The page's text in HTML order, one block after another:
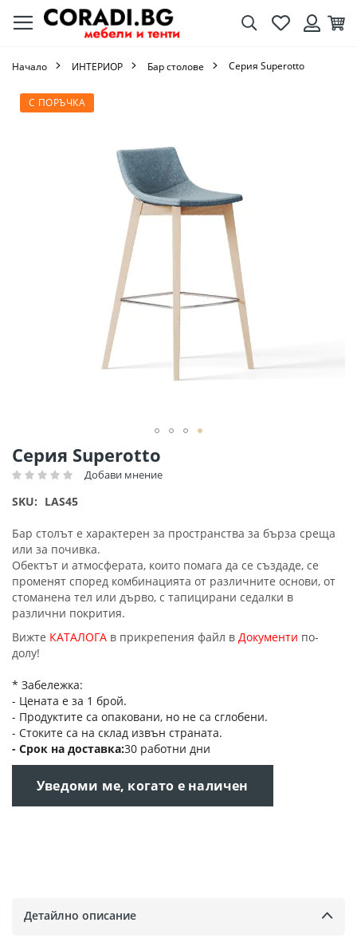
ТърсенеЛюбими
Начало ИНТЕРИОР Бар столове Серия Superotto
Серия Superotto
Рейтинг: Добави мнение
SKU LAS45
Бар столът е характерен за пространства за бърза среща
или за почивка.
Обектът и атмосферата, които помага да се създаде, се
променят според комбинацията от различните основи, от
стоманена тел или дърво, с тапицирани седалки в
различни покрития.
Вижте КАТАЛОГА в прикрепения файл в Документи по-
долу!
* Забележка:
- Цената е за 1 брой.
- Продуктите са опаковани, но не са сглобени.
- Стоките са на склад извън страната.
Срок на доставка 30 работни дни
Уведоми ме, когато е наличен
С ПОРЪЧКА
Преминете
към
Преминете
към
началото
на
със
снимки
Детайлно описание